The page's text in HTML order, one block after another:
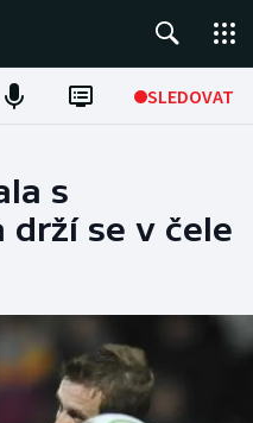
SLEDOVAT
s
drží se v čele